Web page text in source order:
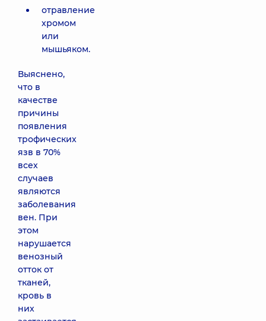
отравление
хромом
или
мышьяком.
Выяснено,
что в
качестве
причины
появления
трофических
язв в 70%
всех
случаев
являются
заболевания
вен. При
этом
нарушается
венозный
отток от
тканей,
кровь в
них